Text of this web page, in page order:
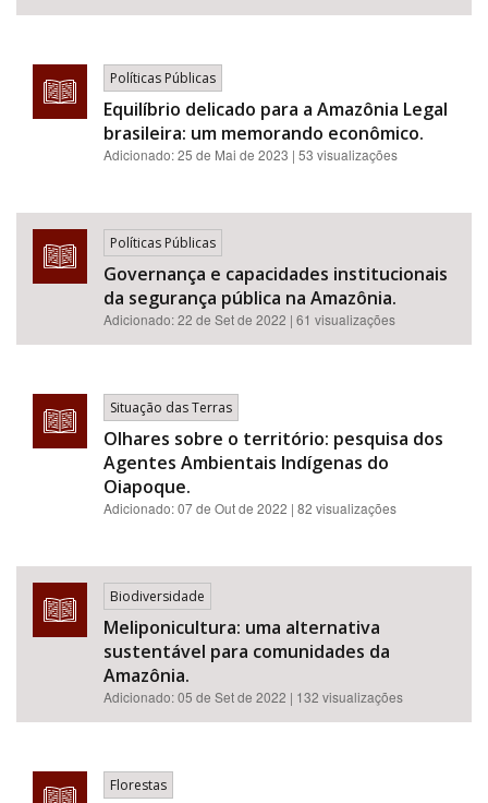
Políticas Públicas
Equilíbrio delicado para a Amazônia Legal
brasileira: um memorando econômico.
Adicionado:25 de Mai de 2023 | 53 visualizações
Políticas Públicas
Governança e capacidades institucionais
da segurança pública na Amazônia.
Adicionado:22 de Set de 2022 | 61 visualizações
Situação das Terras
Olhares sobre o território: pesquisa dos
Agentes Ambientais Indígenas do
Oiapoque.
Adicionado:07 de Out de 2022 | 82 visualizações
Biodiversidade
Meliponicultura: uma alternativa
sustentável para comunidades da
Amazônia.
Adicionado:05 de Set de 2022 | 132 visualizações
Florestas